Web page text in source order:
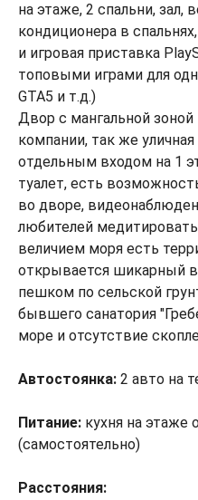
на этаже, 2 спальни, зал,
кондиционера в
и игровая приставка
топовыми играми для
GTA5 и т.д.)
Двор с мангальной
компании, так же уличная
отдельным входом на 1
туалет, есть
во дворе,
любителей
величием моря есть
открывается шикарный
пешком по сельской
бывшего санатория
море и отсутствие
Автостоянка: 2 авто на
Питание: кухня на этаже
(самостоятельно)
Расстояния: